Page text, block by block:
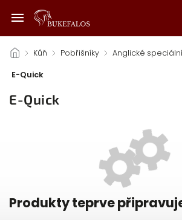
/ Kůň / Pobřišníky / Anglické
E-Quick
E-Quick
Produkty teprve